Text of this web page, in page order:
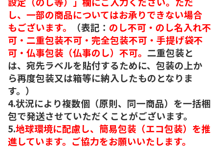
し、一部の商品についてはお承りできない場合
もございます。
（表記： のし不可・のし名入れ不
可・二重包装不可・完全包装不可・手提げ袋不
可・仏事包装（仏事のし）不可。 二重包装と
は、宛先ラベルを貼付するために、包装の上か
ら再度包装又は箱等に納入したものとなりま
す。）
4.状況により複数個（原則、同一商品）を一括梱
包で発送させていただくことがございます。
5.地球環境に配慮し、簡易包装（エコ包装）を推
進しています。ご協力をお願いいたします。